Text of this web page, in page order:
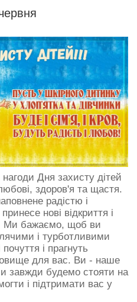
нагоди Дня захисту дітей
здоров'я та щастя.
радістю і
нові відкриття і
Ми бажаємо, щоб ви
і турботливими
і прагнуть
для вас. Ви - наше
завжди будемо стояти на
і підтримати вас у